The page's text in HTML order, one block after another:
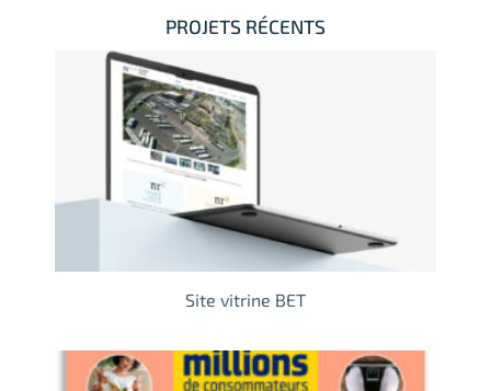
PROJETS RÉCENTS
Site vitrine BET